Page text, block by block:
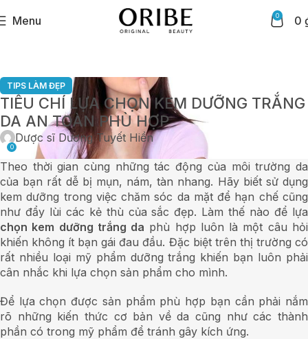
Menu 0 0
TIPS LÀM ĐẸP
TIÊU CHÍ LỰA CHỌN KEM DƯỠNG TRẮNG
DA AN TOÀN PHÙ HỢP
Dược sĩ Dương Tuyết Hiền
0
Theo thời gian cùng những tác động của môi trường da
của bạn rất dễ bị mụn, nám, tàn nhang. Hãy biết sử dụng
kem dưỡng trong việc chăm sóc da mặt để hạn chế cũng
như đẩy lùi các kẻ thù của sắc đẹp. Làm thế nào để lựa
chọn kem dưỡng trắng da phù hợp luôn là một câu hỏi
khiến không ít bạn gái đau đầu. Đặc biệt trên thị trường có
rất nhiều loại mỹ phẩm dưỡng trắng khiến bạn luôn phải
cân nhắc khi lựa chọn sản phẩm cho mình.
Để lựa chọn được sản phẩm phù hợp bạn cần phải nắm
rõ những kiến thức cơ bản về da cũng như các thành
phần có trong mỹ phẩm để tránh gây kích ứng.